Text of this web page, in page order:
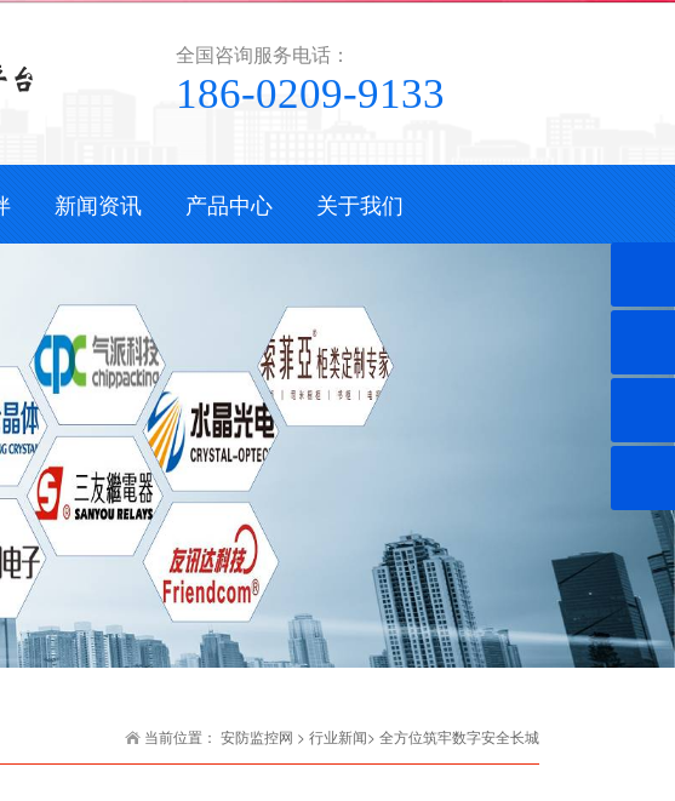
全国咨询服务电话：
186-0209-9133
新闻资讯 产品中心 关于我们
当前位置： 安防监控网 > 行业新闻> 全方位筑牢数字安全长城